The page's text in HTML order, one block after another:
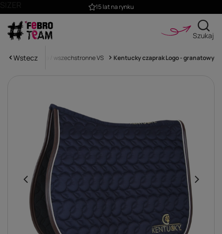
15 lat na rynku
Szukaj
Wstecz
Czapraki skokowe / wszechstronne VS Kentucky czaprak Logo - granatowy